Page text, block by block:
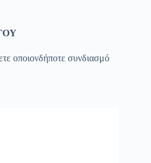
οποιονδήποτε συνδιασμό